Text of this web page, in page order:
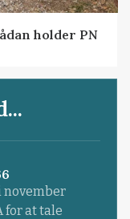
holder PN
for at tale